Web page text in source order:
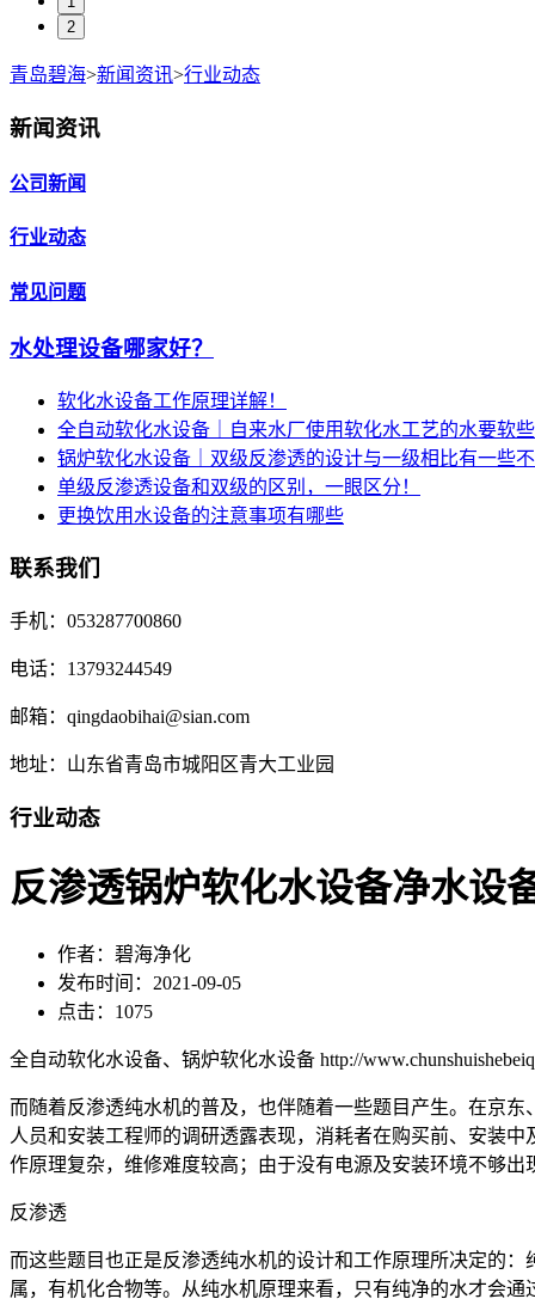
2
青岛碧海>新闻资讯>行业动态
新闻资讯
公司新闻
行业动态
常见问题
水处理设备哪家好？
软化水设备工作原理详解！
全自动软化水设备｜自来水厂使用软化水工艺的水要软些
锅炉软化水设备｜双级反渗透的设计与一级相比有一些
单级反渗透设备和双级的区别，一眼区分！
更换饮用水设备的注意事项有哪些
联系我们
手机：053287700860
电话：13793244549
邮箱：qingdaobihai@sian.com
地址：山东省青岛市城阳区青大工业园
行业动态
反渗透锅炉软化水设备净水设
作者：碧海净化
发布时间：2021-09-05
点击：1075
全自动软化水设备、锅炉软化水设备 http://
而随着反渗透纯水机的普及，也伴随着一些题目产生。在京
人员和安装工程师的调研透露表现，消耗者在购买前、安装
作原理复杂，维修难度较高；由于没有电源及安装环境不够出
反渗透
而这些题目也正是反渗透纯水机的设计和工作原理所决定的
属，有机化合物等。从纯水机原理来看，只有纯净的水才会